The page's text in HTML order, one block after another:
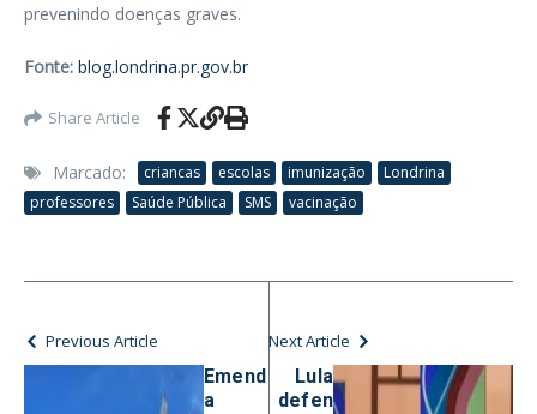
prevenindo doenças graves.
Fonte: blog.londrina.pr.gov.br
Share Article
Marcado: criancas escolas imunização
Londrina
professores
Saúde Pública SMS vacinação
Previous Article
Emend
a
Next Article
Lula
defen